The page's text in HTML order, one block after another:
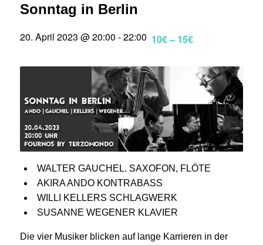
Sonntag in Berlin
20. April 2023 @ 20:00 -22:00 10€ – 15€
WALTER GAUCHEL. SAXOFON, FLÖTE
AKIRA ANDO KONTRABASS
WILLI KELLERS SCHLAGWERK
SUSANNE WEGENER KLAVIER
Die vier Musiker blicken auf lange Karrieren in der